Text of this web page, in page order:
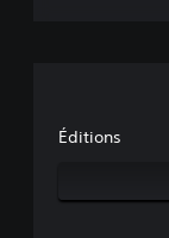
Éditions